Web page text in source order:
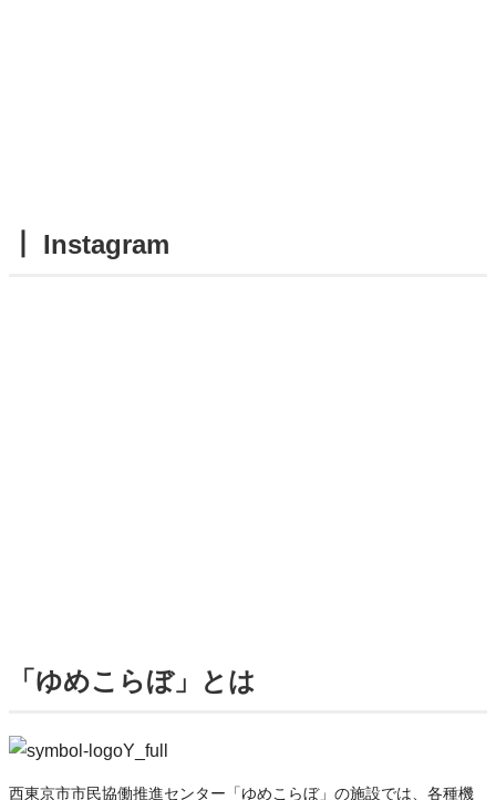
┃ Instagram
「ゆめこらぼ」とは
西東京市市民協働推進センター「ゆめこらぼ」の施設では、各種機